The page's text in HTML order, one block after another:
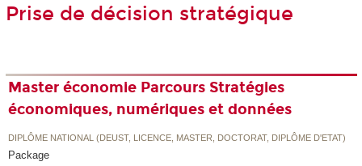
Prise de décision stratégique
Master économie Parcours Stratégies
économiques, numériques et données
DIPLÔME NATIONAL (DEUST, LICENCE, MASTER, DOCTORAT, DIPLÔME D'ETAT)
Package